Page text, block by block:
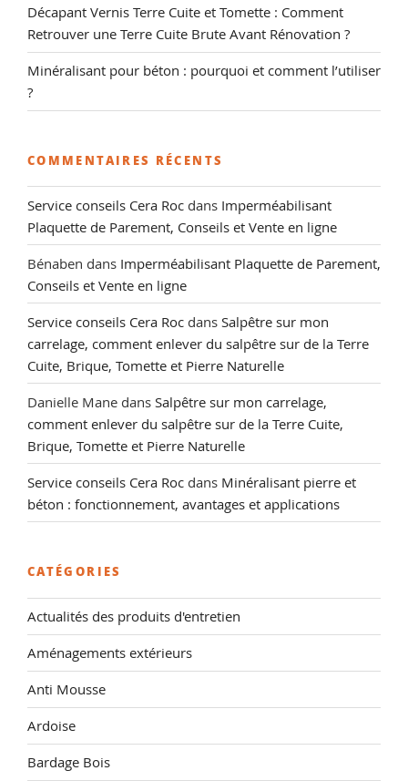
Décapant Vernis Terre Cuite et Tomette : Comment
Retrouver une Terre Cuite Brute Avant Rénovation ?
Minéralisant pour béton : pourquoi et comment l’utiliser
?
COMMENTAIRES RÉCENTS
Service conseils Cera Roc dans Imperméabilisant
Plaquette de Parement, Conseils et Vente en ligne
Bénaben dans Imperméabilisant Plaquette de Parement,
Conseils et Vente en ligne
Service conseils Cera Roc dans Salpêtre sur mon
carrelage, comment enlever du salpêtre sur de la Terre
Cuite, Brique, Tomette et Pierre Naturelle
Danielle Mane dans Salpêtre sur mon carrelage,
comment enlever du salpêtre sur de la Terre Cuite,
Brique, Tomette et Pierre Naturelle
Service conseils Cera Roc dans Minéralisant pierre et
béton : fonctionnement, avantages et applications
CATÉGORIES
Actualités des produits d'entretien
Aménagements extérieurs
Anti Mousse
Ardoise
Bardage Bois